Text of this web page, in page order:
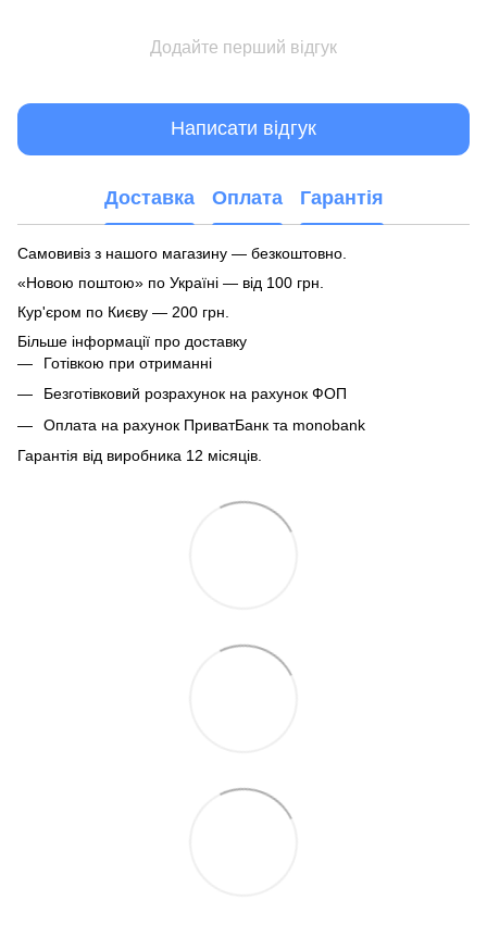
Додайте перший відгук
Написати відгук
Доставка Оплата Гарантія
Самовивіз з нашого магазину — безкоштовно.
«Новою поштою» по Україні — від 100 грн.
Кур'єром по Києву — 200 грн.
Більше інформації про доставку
Готівкою при отриманні
Безготівковий розрахунок на рахунок ФОП
Оплата на рахунок ПриватБанк та monobank
Гарантія від виробника 12 місяців.